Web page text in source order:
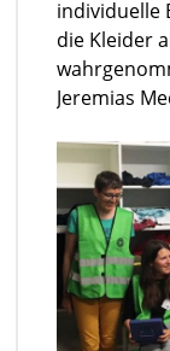
individuelle
die Kleider
Jeremias